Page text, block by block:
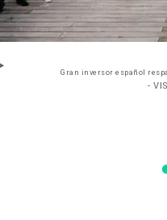
Gran inversor español
-